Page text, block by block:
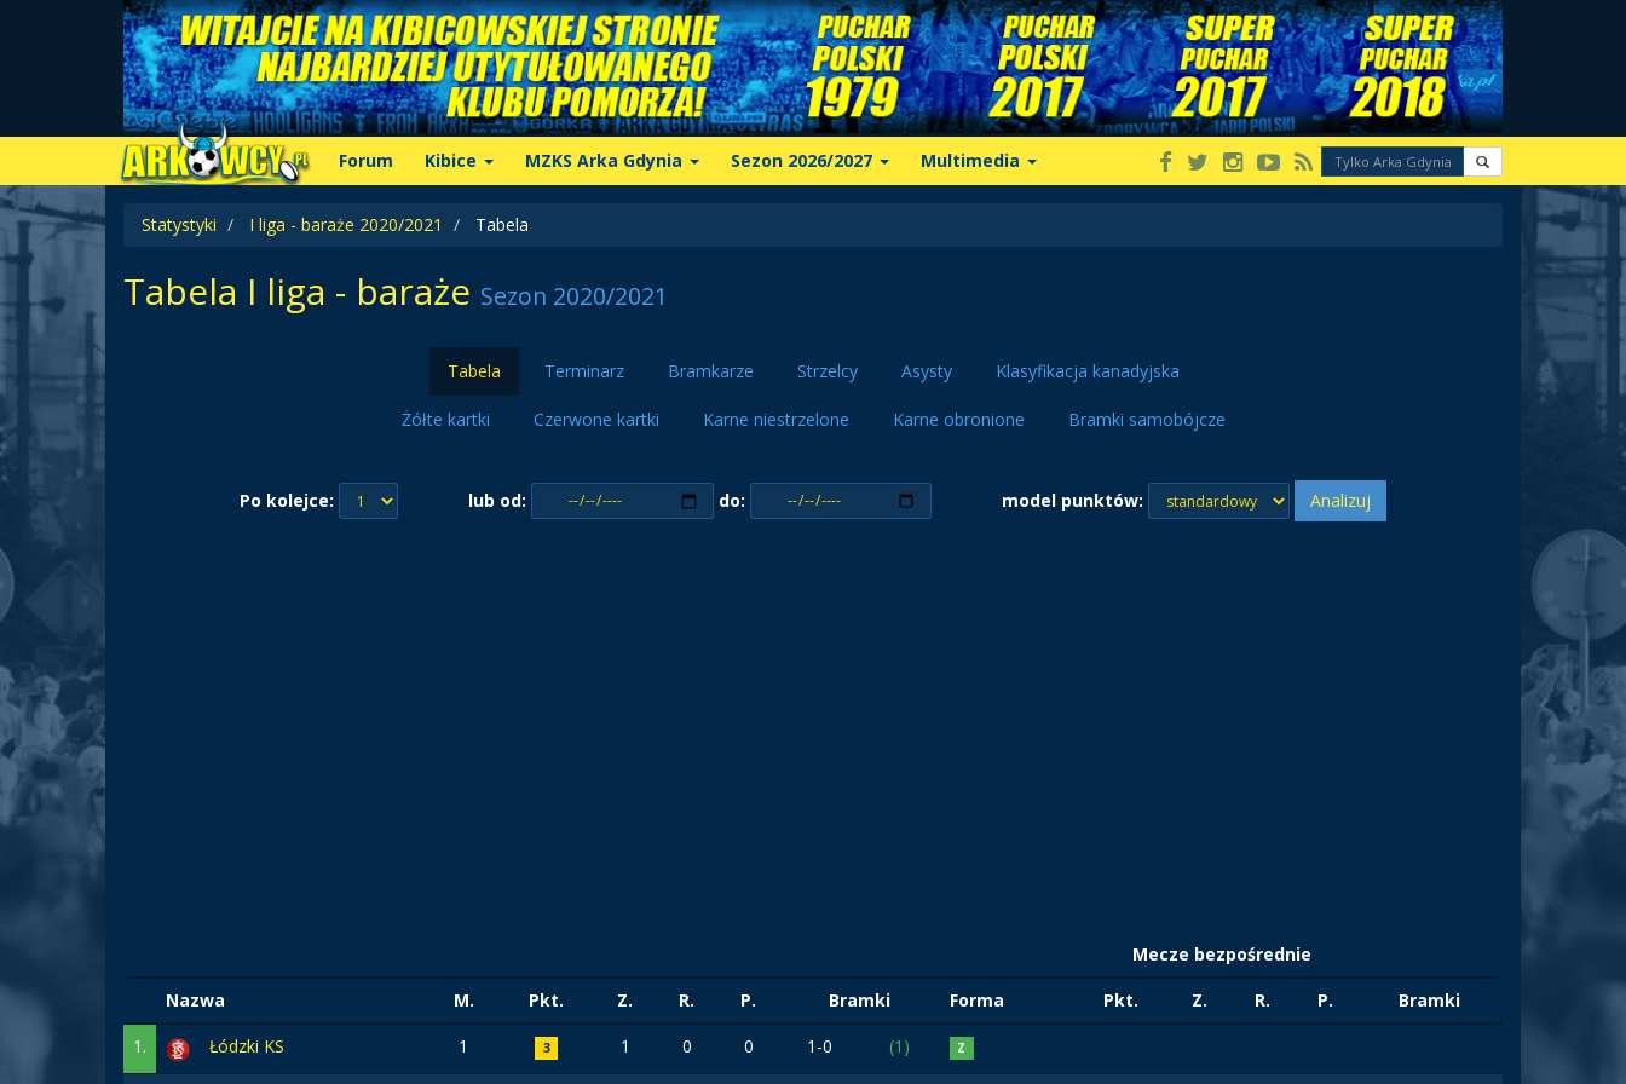
Forum Kibice MZKS Arka Gdynia Sezon 2026/2027 Multimedia
Statystyki I liga - baraże 2020/2021 Tabela
Tabela I liga - baraże Sezon 2020/2021
Tabela Terminarz Bramkarze Strzelcy Asysty Klasyfikacja kanadyjska
Żółte kartki Czerwone kartki Karne niestrzelone Karne obronione Bramki samobójcze
Po kolejce: lub od: do: model punktów: Analizuj
Mecze bezpośrednie
Nazwa
M. Pkt. Z. R. P. Bramki Forma Pkt. Z. R. P.
Bramki
1.
Łódzki KS 1 3 1 0 0 1-0 (1) Z